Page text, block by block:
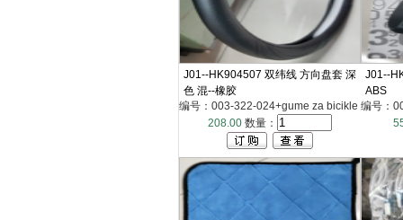
J01--HK904507 双纬线 方向盘套 深
色 混--橡胶
编号：003-322-024+gume za bicikle
208.00 数量：
J01--
ABS
编号：